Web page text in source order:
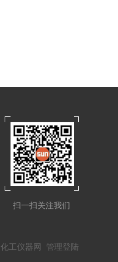
扫一扫关注我们
化工仪器网 管理登陆